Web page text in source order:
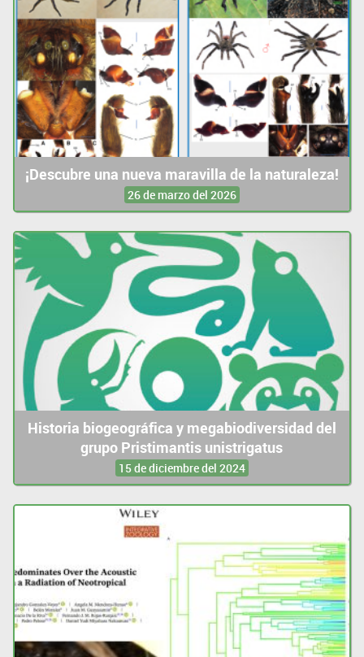
¡Descubre una nueva maravilla de la naturaleza!
26 de marzo del 2026
Historia biogeográfica y megabiodiversidad del
grupo Pristimantis unistrigatus
15 de diciembre del 2024